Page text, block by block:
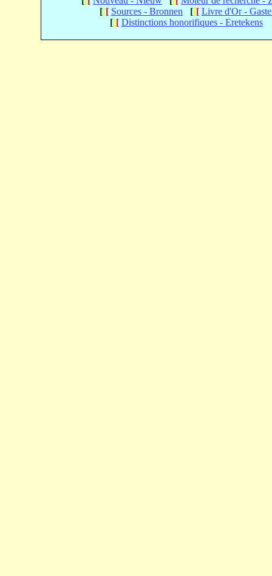
[[[ Sources - Bronnen [[[ Livre d'Or -
[[[ Distinctions honorifiques - Eretekens